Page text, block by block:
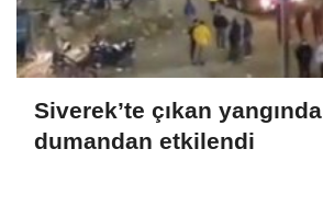
Siverek’te çıkan
dumandan etkilendi